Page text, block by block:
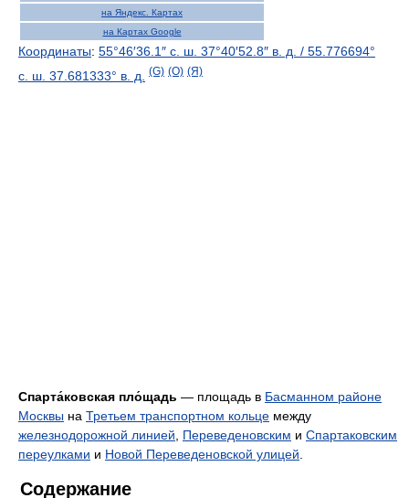
на Яндекс. Картах
на Картах Google
Координаты: 55°46′36.1″ с. ш. 37°40′52.8″ в. д. / 55.776694°
с. ш. 37.681333° в. д. (G) (O) (Я)
Спарта́ковская пло́щадь — площадь в Басманном районе
Москвы на Третьем транспортном кольце между
железнодорожной линией
Переведеновским и Спартаковским
переулками и Новой Переведеновской улицей
Содержание